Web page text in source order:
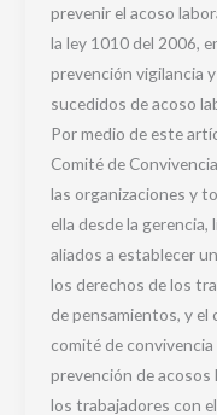
prevenir el acoso
la ley 1010 del 2006,
prevención vigilancia
sucedidos de acoso
Por medio de este
Comité de
las organizaciones y
ella desde la
aliados a establecer
los derechos de los
de pensamientos, y el
comité de
prevención de acosos
los trabajadores con